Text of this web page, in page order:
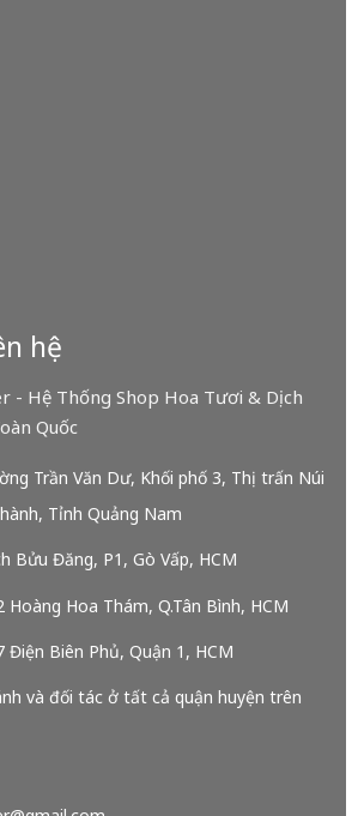
hệ
- Hệ Thống Shop Hoa Tươi & Dịch
Quốc
Trần Văn Dư, Khối phố 3, Thị trấn Núi
Tỉnh Quảng Nam
Bửu Đăng, P1, Gò Vấp, HCM
Hoàng Hoa Thám, Q.Tân Bình, HCM
Điện Biên Phủ, Quận 1, HCM
và đối tác ở tất cả quận huyện trên